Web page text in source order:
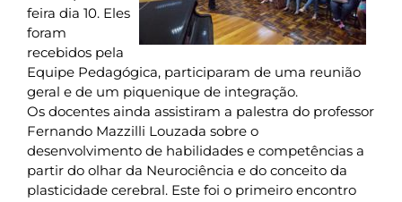
feira dia 10. Eles
foram
recebidos pela
Equipe Pedagógica, participaram de uma reunião
geral e de um piquenique de integração.
Os docentes ainda assistiram a palestra do professor
Fernando Mazzilli Louzada sobre o
desenvolvimento de habilidades e competências a
partir do olhar da Neurociência e do conceito da
plasticidade cerebral. Este foi o primeiro encontro